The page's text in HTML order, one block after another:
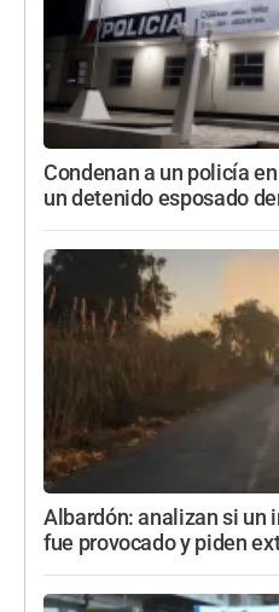
Condenan a un policía
un detenido esposado
Albardón: analizan si un
fue provocado y piden